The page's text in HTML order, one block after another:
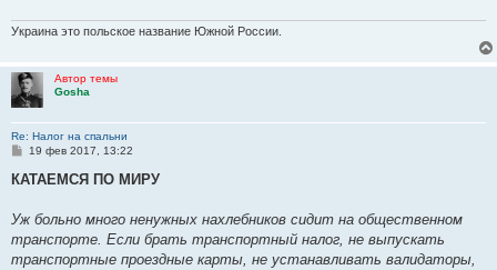
Украина это польское название Южной России.
Автор темы
Gosha
Re: Налог на спальни
С
о
е
и
е
19 фев 2017, 13:22
КАТАЕМСЯ ПО МИРУ
Уж больно много ненужных нахлебников сидит на общественном
транспорте. Если брать транспортный налог, не выпускать
транспортные проездные карты, не устанавливать валидаторы,